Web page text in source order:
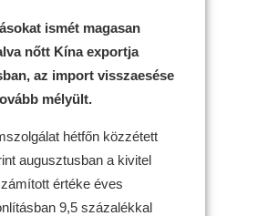
ismét magasan
nőtt Kína exportja
az import visszaesése
mélyült.
hétfőn közzétett
augusztusban a kivitel
értéke éves
9,5 százalékkal